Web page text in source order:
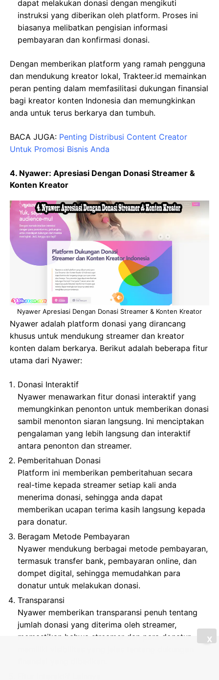
dapat melakukan donasi dengan mengikuti
instruksi yang diberikan oleh platform. Proses ini
biasanya melibatkan pengisian informasi
pembayaran dan konfirmasi donasi.
Dengan memberikan platform yang ramah pengguna
dan mendukung kreator lokal, Trakteer.id memainkan
peran penting dalam memfasilitasi dukungan finansial
bagi kreator konten Indonesia dan memungkinkan
anda untuk terus berkarya dan tumbuh.
BACA JUGA: Penting Distribusi Content Creator
Untuk Promosi Bisnis Anda
4. Nyawer: Apresiasi Dengan Donasi Streamer &
Konten Kreator
Nyawer Apresiasi Dengan Donasi Streamer & Konten Kreator
Nyawer adalah platform donasi yang dirancang
khusus untuk mendukung streamer dan kreator
konten dalam berkarya. Berikut adalah beberapa fitur
utama dari Nyawer:
Donasi Interaktif
Nyawer menawarkan fitur donasi interaktif yang
memungkinkan penonton untuk memberikan donasi
sambil menonton siaran langsung. Ini menciptakan
pengalaman yang lebih langsung dan interaktif
antara penonton dan streamer.
Pemberitahuan Donasi
Platform ini memberikan pemberitahuan secara
real-time kepada streamer setiap kali anda
menerima donasi, sehingga anda dapat
memberikan ucapan terima kasih langsung kepada
para donatur.
Beragam Metode Pembayaran
Nyawer mendukung berbagai metode pembayaran,
termasuk transfer bank, pembayaran online, dan
dompet digital, sehingga memudahkan para
donatur untuk melakukan donasi.
Transparansi
Nyawer memberikan transparansi penuh tentang
jumlah donasi yang diterima oleh streamer,
memastikan bahwa streamer dan para donatur
X